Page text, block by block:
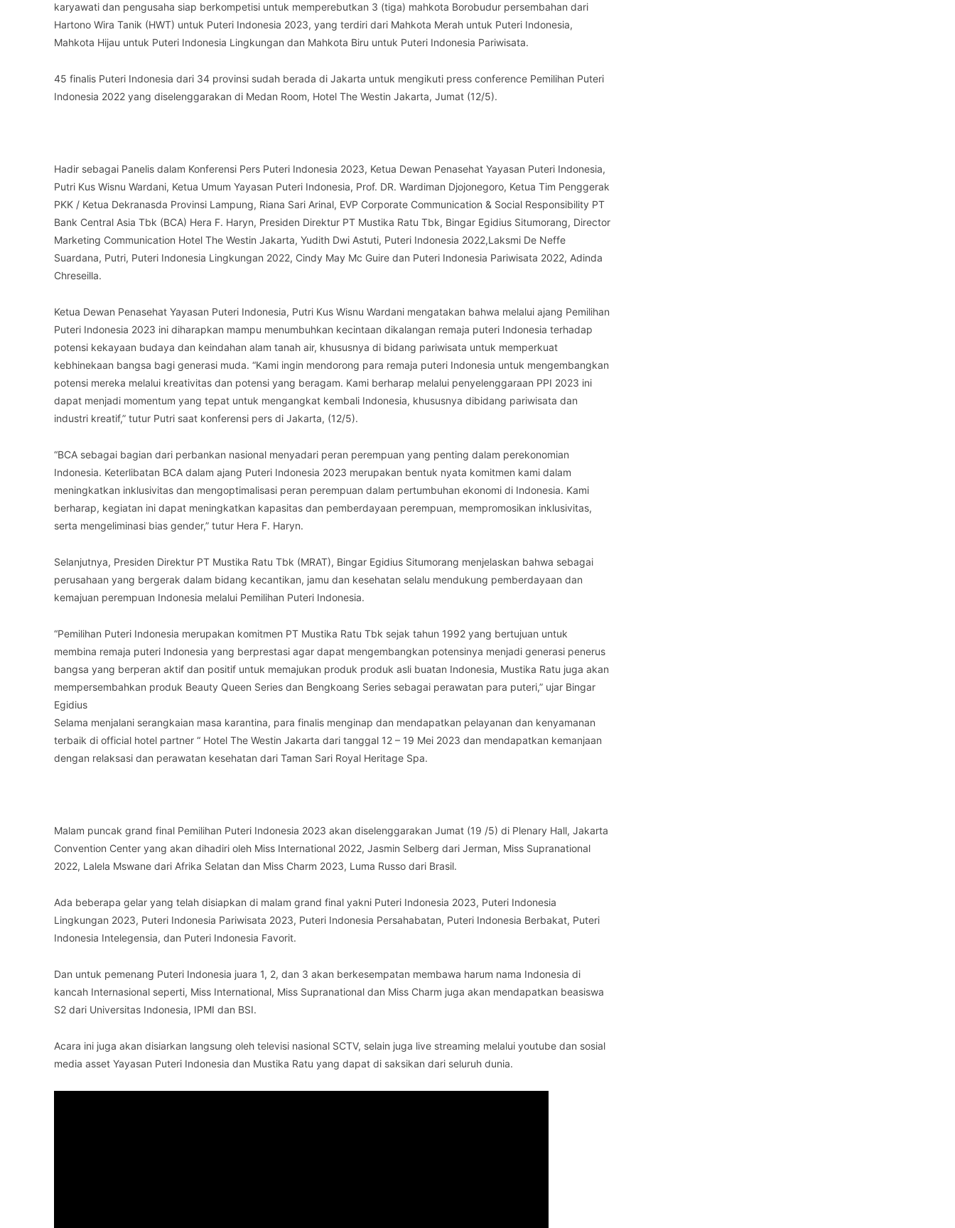
karyawati dan pengusaha siap berkompetisi untuk memperebutkan 3 (tiga) mahkota Borobudur persembahan dari
Hartono Wira Tanik (HWT) untuk Puteri Indonesia 2023, yang terdiri dari Mahkota Merah untuk Puteri Indonesia,
Mahkota Hijau untuk Puteri Indonesia Lingkungan dan Mahkota Biru untuk Puteri Indonesia Pariwisata.
45 finalis Puteri Indonesia dari 34 provinsi sudah berada di Jakarta untuk mengikuti press conference Pemilihan Puteri
Indonesia 2022 yang diselenggarakan di Medan Room, Hotel The Westin Jakarta, Jumat (12/5).
Hadir sebagai Panelis dalam Konferensi Pers Puteri Indonesia 2023, Ketua Dewan Penasehat Yayasan Puteri Indonesia,
Putri Kus Wisnu Wardani, Ketua Umum Yayasan Puteri Indonesia, Prof. DR. Wardiman Djojonegoro, Ketua Tim Penggerak
PKK / Ketua Dekranasda Provinsi Lampung, Riana Sari Arinal, EVP Corporate Communication & Social Responsibility PT
Bank Central Asia Tbk (BCA) Hera F. Haryn, Presiden Direktur PT Mustika Ratu Tbk, Bingar Egidius Situmorang, Director
Marketing Communication Hotel The Westin Jakarta, Yudith Dwi Astuti, Puteri Indonesia 2022,Laksmi De Neffe
Suardana, Putri, Puteri Indonesia Lingkungan 2022, Cindy May Mc Guire dan Puteri Indonesia Pariwisata 2022, Adinda
Chreseilla.
Ketua Dewan Penasehat Yayasan Puteri Indonesia, Putri Kus Wisnu Wardani mengatakan bahwa melalui ajang Pemilihan
Puteri Indonesia 2023 ini diharapkan mampu menumbuhkan kecintaan dikalangan remaja puteri Indonesia terhadap
potensi kekayaan budaya dan keindahan alam tanah air, khususnya di bidang pariwisata untuk memperkuat
kebhinekaan bangsa bagi generasi muda. “Kami ingin mendorong para remaja puteri Indonesia untuk mengembangkan
potensi mereka melalui kreativitas dan potensi yang beragam. Kami berharap melalui penyelenggaraan PPI 2023 ini
dapat menjadi momentum yang tepat untuk mengangkat kembali Indonesia, khususnya dibidang pariwisata dan
industri kreatif,” tutur Putri saat konferensi pers di Jakarta, (12/5).
“BCA sebagai bagian dari perbankan nasional menyadari peran perempuan yang penting dalam perekonomian
Indonesia. Keterlibatan BCA dalam ajang Puteri Indonesia 2023 merupakan bentuk nyata komitmen kami dalam
meningkatkan inklusivitas dan mengoptimalisasi peran perempuan dalam pertumbuhan ekonomi di Indonesia. Kami
berharap, kegiatan ini dapat meningkatkan kapasitas dan pemberdayaan perempuan, mempromosikan inklusivitas,
serta mengeliminasi bias gender,” tutur Hera F. Haryn.
Selanjutnya, Presiden Direktur PT Mustika Ratu Tbk (MRAT), Bingar Egidius Situmorang menjelaskan bahwa sebagai
perusahaan yang bergerak dalam bidang kecantikan, jamu dan kesehatan selalu mendukung pemberdayaan dan
kemajuan perempuan Indonesia melalui Pemilihan Puteri Indonesia.
“Pemilihan Puteri Indonesia merupakan komitmen PT Mustika Ratu Tbk sejak tahun 1992 yang bertujuan untuk
membina remaja puteri Indonesia yang berprestasi agar dapat mengembangkan potensinya menjadi generasi penerus
bangsa yang berperan aktif dan positif untuk memajukan produk produk asli buatan Indonesia, Mustika Ratu juga akan
mempersembahkan produk Beauty Queen Series dan Bengkoang Series sebagai perawatan para puteri,” ujar Bingar
Egidius
Selama menjalani serangkaian masa karantina, para finalis menginap dan mendapatkan pelayanan dan kenyamanan
terbaik di official hotel partner “ Hotel The Westin Jakarta dari tanggal 12 – 19 Mei 2023 dan mendapatkan kemanjaan
dengan relaksasi dan perawatan kesehatan dari Taman Sari Royal Heritage Spa.
Malam puncak grand final Pemilihan Puteri Indonesia 2023 akan diselenggarakan Jumat (19 /5) di Plenary Hall, Jakarta
Convention Center yang akan dihadiri oleh Miss International 2022, Jasmin Selberg dari Jerman, Miss Supranational
2022, Lalela Mswane dari Afrika Selatan dan Miss Charm 2023, Luma Russo dari Brasil.
Ada beberapa gelar yang telah disiapkan di malam grand final yakni Puteri Indonesia 2023, Puteri Indonesia
Lingkungan 2023, Puteri Indonesia Pariwisata 2023, Puteri Indonesia Persahabatan, Puteri Indonesia Berbakat, Puteri
Indonesia Intelegensia, dan Puteri Indonesia Favorit.
Dan untuk pemenang Puteri Indonesia juara 1, 2, dan 3 akan berkesempatan membawa harum nama Indonesia di
kancah Internasional seperti, Miss International, Miss Supranational dan Miss Charm juga akan mendapatkan beasiswa
S2 dari Universitas Indonesia, IPMI dan BSI.
Acara ini juga akan disiarkan langsung oleh televisi nasional SCTV, selain juga live streaming melalui youtube dan sosial
media asset Yayasan Puteri Indonesia dan Mustika Ratu yang dapat di saksikan dari seluruh dunia.